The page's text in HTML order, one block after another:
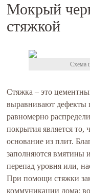
Мокрый
стяжкой
Схема
Стяжка – это
выравнивают дефекты
равномерно
покрытия является то,
основание из плит.
заполняются вмятины
перепад уровня или,
При помощи стяжки
коммуникации дома: